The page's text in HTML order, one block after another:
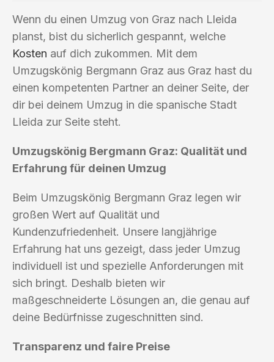
Wenn du einen Umzug von Graz nach Lleida
planst, bist du sicherlich gespannt, welche
Kosten auf dich zukommen. Mit dem
Umzugskönig Bergmann Graz aus Graz hast du
einen kompetenten Partner an deiner Seite, der
dir bei deinem Umzug in die spanische Stadt
Lleida zur Seite steht.
Umzugskönig Bergmann Graz: Qualität und
Erfahrung für deinen Umzug
Beim Umzugskönig Bergmann Graz legen wir
großen Wert auf Qualität und
Kundenzufriedenheit. Unsere langjährige
Erfahrung hat uns gezeigt, dass jeder Umzug
individuell ist und spezielle Anforderungen mit
sich bringt. Deshalb bieten wir
maßgeschneiderte Lösungen an, die genau auf
deine Bedürfnisse zugeschnitten sind.
Transparenz und faire Preise